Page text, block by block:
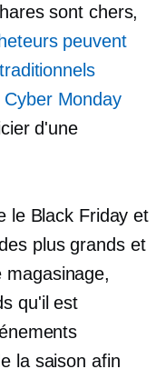
sont chers,
peuvent
​​Monday
d'une
le Black Friday et
plus grands et
magasinage,
qu'il est
la saison afin